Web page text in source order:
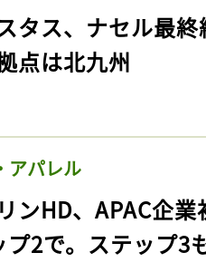
タス、ナセル最
点は北九州
アパレル
ンHD、APAC企
プ2で。ステップ3